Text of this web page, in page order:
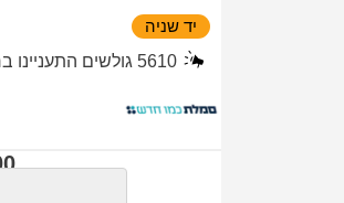
יד שניה
5610 גולשים התעניינו